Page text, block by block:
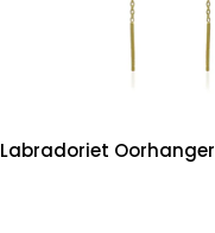
Labradoriet